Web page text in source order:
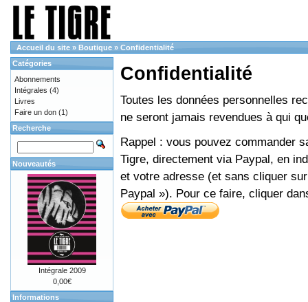
Accueil du site » Boutique » Confidentialité
Confidentialité
Toutes les données personnelles
ne seront jamais revendues à qui
Rappel : vous pouvez commander
Tigre, directement via Paypal, en
et votre adresse (et sans cliquer
Paypal »). Pour ce faire, cliquer
Catégories
Abonnements
Intégrales (4)
Livres
Faire un don (1)
Recherche
Nouveautés
Intégrale 2009
0,00€
Informations